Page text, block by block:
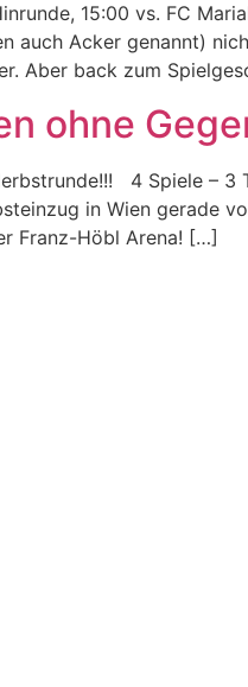
15:00 vs. FC
auch Acker genannt)
Aber back zum
ohne
4 Spiele – 3
in Wien gerade
Franz-Höbl Arena! […]